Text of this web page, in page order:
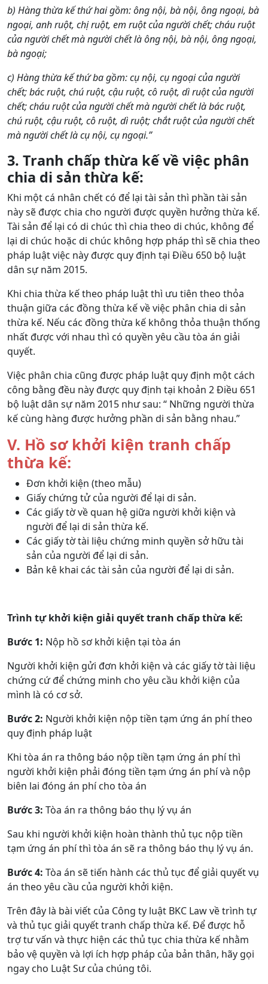
b) Hàng thừa kế thứ hai gồm: ông nội, bà nội, ông ngoại, bà
ngoại, anh ruột, chị ruột, em ruột của người chết; cháu ruột
của người chết mà người chết là ông nội, bà nội, ông ngoại,
bà ngoại;
c) Hàng thừa kế thứ ba gồm: cụ nội, cụ ngoại của người
chết; bác ruột, chú ruột, cậu ruột, cô ruột, dì ruột của người
chết; cháu ruột của người chết mà người chết là bác ruột,
chú ruột, cậu ruột, cô ruột, dì ruột; chắt ruột của người chết
mà người chết là cụ nội, cụ ngoại.”
3. Tranh chấp thừa kế về việc phân
chia di sản thừa kế:
Khi một cá nhân chết có để lại tài sản thì phần tài sản
này sẽ được chia cho người được quyền hưởng thừa kế.
Tài sản để lại có di chúc thì chia theo di chúc, không để
lại di chúc hoặc di chúc không hợp pháp thì sẽ chia theo
pháp luật việc này được quy định tại Điều 650 bộ luật
dân sự năm 2015.
Khi chia thừa kế theo pháp luật thì ưu tiên theo thỏa
thuận giữa các đồng thừa kế về việc phân chia di sản
thừa kế. Nếu các đồng thừa kế không thỏa thuận thống
nhất được với nhau thì có quyền yêu cầu tòa án giải
quyết.
Việc phân chia cũng được pháp luật quy định một cách
công bằng đều này được quy định tại khoản 2 Điều 651
bộ luật dân sự năm 2015 như sau: “ Những người thừa
kế cùng hàng được hưởng phần di sản bằng nhau.”
V. Hồ sơ khởi kiện tranh chấp
thừa kế:
Đơn khởi kiện (theo mẫu)
Giấy chứng tử của người để lại di sản.
Các giấy tờ về quan hệ giữa người khởi kiện và
người để lại di sản thừa kế.
Các giấy tờ tài liệu chứng minh quyền sở hữu tài
sản của người để lại di sản.
Bản kê khai các tài sản của người để lại di sản.
Trình tự khởi kiện giải quyết tranh chấp thừa kế:
Bước 1: Nộp hồ sơ khởi kiện tại tòa án
Người khởi kiện gửi đơn khởi kiện và các giấy tờ tài liệu
chứng cứ để chứng minh cho yêu cầu khởi kiện của
mình là có cơ sở.
Bước 2: Người khởi kiện nộp tiền tạm ứng án phí theo
quy định pháp luật
Khi tòa án ra thông báo nộp tiền tạm ứng án phí thì
người khởi kiện phải đóng tiền tạm ứng án phí và nộp
biên lai đóng án phí cho tòa án
Bước 3: Tòa án ra thông báo thụ lý vụ án
Sau khi người khởi kiện hoàn thành thủ tục nộp tiền
tạm ứng án phí thì tòa án sẽ ra thông báo thụ lý vụ án.
Bước 4: Tòa án sẽ tiến hành các thủ tục để giải quyết vụ
án theo yêu cầu của người khởi kiện.
Trên đây là bài viết của Công ty luật BKC Law về trình tự
và thủ tục giải quyết tranh chấp thừa kế. Để được hỗ
trợ tư vấn và thực hiện các thủ tục chia thừa kế nhằm
bảo vệ quyền và lợi ích hợp pháp của bản thân, hãy gọi
ngay cho Luật Sư của chúng tôi.